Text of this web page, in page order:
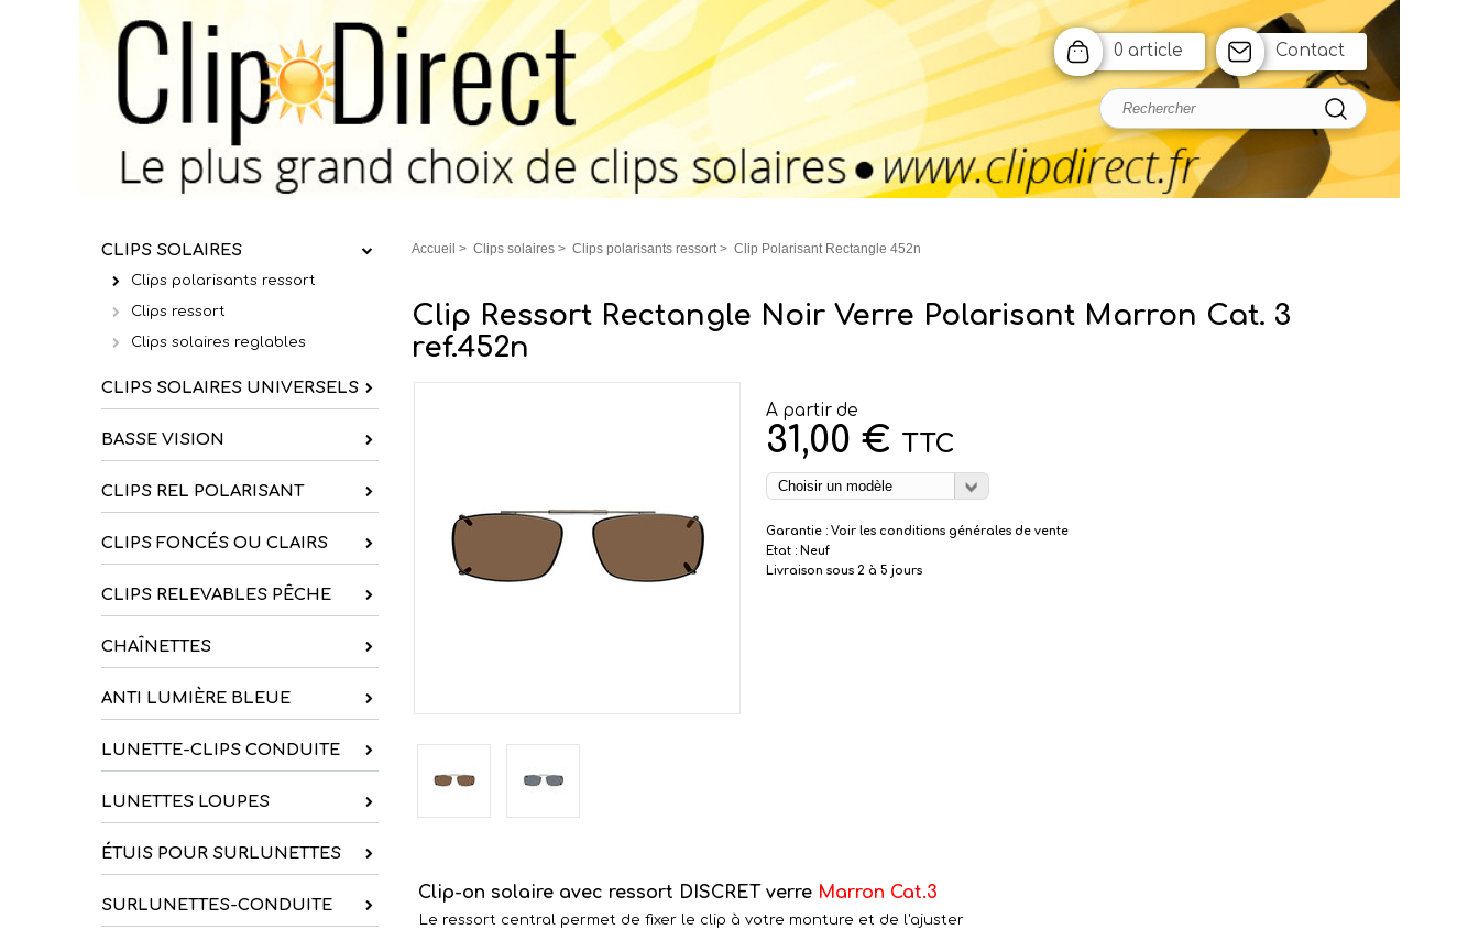
0 article Contact
CLIPS SOLAIRES
Clips polarisants ressort
Clips ressort
Clips solaires reglables
CLIPS SOLAIRES UNIVERSELS
BASSE VISION
CLIPS REL POLARISANT
CLIPS FONCÉS OU CLAIRS
CLIPS RELEVABLES PÊCHE
CHAÎNETTES
ANTI LUMIÈRE BLEUE
LUNETTE-CLIPS CONDUITE
LUNETTES LOUPES
ÉTUIS POUR SURLUNETTES
SURLUNETTES-CONDUITE
Accueil > Clips solaires > Clips polarisants ressort> Clip Polarisant Rectangle 452n
Clip Ressort Rectangle Noir Verre Polarisant Marron Cat. 3
ref.452n
A partir de
31,00 € TTC
Garantie : Voir les conditions générales de vente
Etat : Neuf
Livraison sous 2 à 5 jours
Clip-on solaire avec ressort DISCRET verre Marron Cat.3
Le ressort central permet de fixer le clip à votre monture et de l'ajuster